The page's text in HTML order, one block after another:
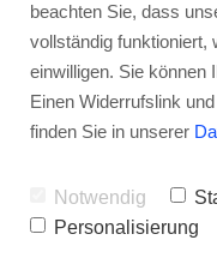
Taxi quer
Boxkämpfer
den großen
zwickt Johnys
quick den Jux
zwitschernd
beachten Sie, dass
vollständig funktioniert,
einwilligen. Sie können
Einen Widerrufslink
finden Sie in unserer
Notwendig
Personalisierung